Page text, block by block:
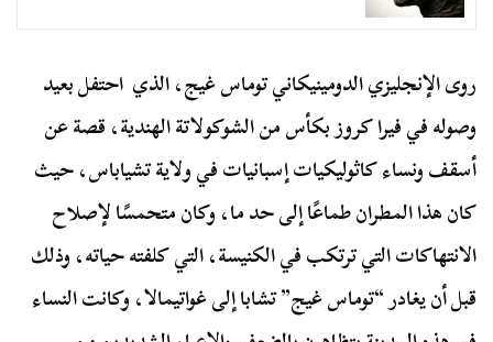
روى الإنجليزي الدومينيكاني توماس غيج، الذي احتفل بعيد
وصوله في فيرا كروز بكأس من الشوكولاتة الهندية، قصة عن
أسقف ونساء كاثوليكيات إسبانيات في ولاية تشياباس، حيث
كان هذا المطران طماعًا إلى حد ما، وكان متحمسًا لإصلاح
الانتهاكات التي ترتكب في الكنيسة، التي كلفته حياته، وذلك
قبل أن يغادر “توماس غيج” تشابا إلى غواتيمالا، وكانت النساء